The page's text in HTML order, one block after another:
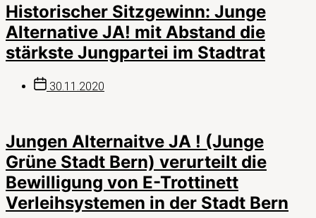
Historischer Sitzgewinn: Junge
Alternative JA! mit Abstand die
stärkste Jungpartei im Stadtrat
Beitragsdatum
30.11.2020
Jungen Alternaitve JA ! (Junge
Grüne Stadt Bern) verurteilt die
Bewilligung von E-Trottinett
Verleihsystemen in der Stadt Bern